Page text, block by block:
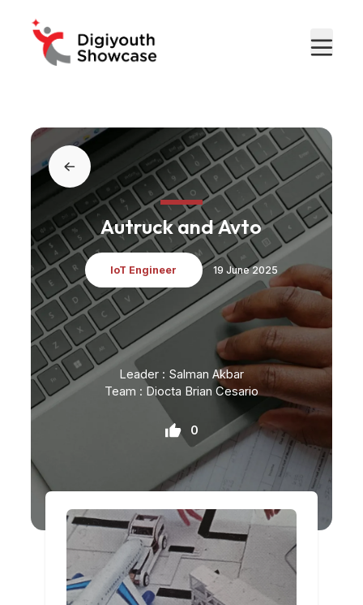
Autruck and Avto
IoT Engineer 19 June 2025
Leader : Salman Akbar
Team : Diocta Brian Cesario
0